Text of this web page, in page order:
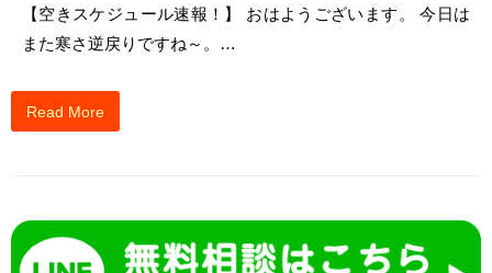
【空きスケジュール速報！】 おはようございます。 今日は
また寒さ逆戻りですね～。…
Read More